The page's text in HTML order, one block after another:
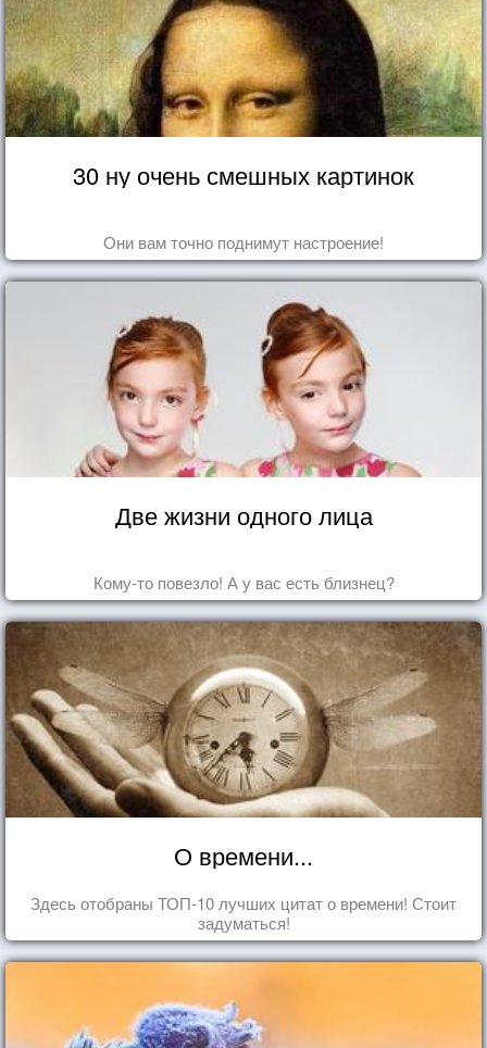
30 ну очень смешных картинок
Они вам точно поднимут настроение!
Две жизни одного лица
Кому-то повезло! А у вас есть близнец?
О времени...
Здесь отобраны ТОП-10 лучших цитат о времени! Стоит
задуматься!